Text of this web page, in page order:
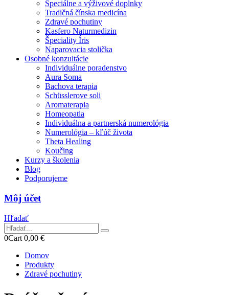
Špeciálne a výživové doplnky
Tradičná čínska medicína
Zdravé pochutiny
Kasfero Naturmedizin
Špeciality Íris
Naparovacia stolička
Osobné konzultácie
Individuálne poradenstvo
Aura Soma
Bachova terapia
Schüsslerove soli
Aromaterapia
Homeopatia
Individuálna a partnerská numerológia
Numerológia – kľúč života
Theta Healing
Koučing
Kurzy a školenia
Blog
Podporujeme
Môj účet
Hľadať
0Cart 0,00 €
Domov
Produkty
Zdravé pochutiny